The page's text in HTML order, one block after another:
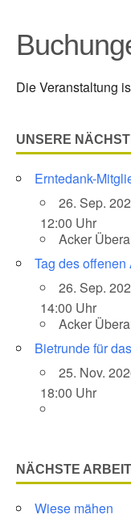
Die Veranstaltung
UNSERE
Erntedank-
26. Sep.
12:00 Uhr
Acker
Tag des offenen
26. Sep.
14:00 Uhr
Acker
Bietrunde für
25. Nov.
18:00 Uhr
NÄCHSTE
Wiese mähen